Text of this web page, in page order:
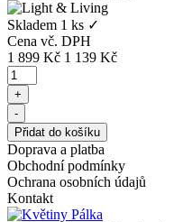
Skladem 1 ks ✓
Cena vč. DPH
1 899 Kč 1 139 Kč
Doprava a platba
Obchodní podmínky
Ochrana osobních údajů
Kontakt